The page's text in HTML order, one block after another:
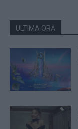
ULTIMA ORĂ